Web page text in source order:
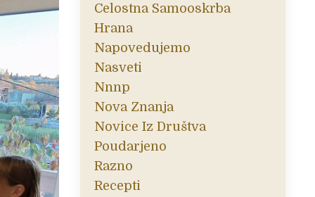
Celostna Samooskrba
Hrana
Napovedujemo
Nasveti
Nnnp
Nova Znanja
Novice Iz Društva
Poudarjeno
Razno
Recepti